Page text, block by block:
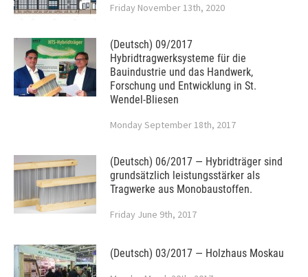
Friday November 13th, 2020
(Deutsch) 09/2017
Hybridtragwerksysteme für die
Bauindustrie und das Handwerk,
Forschung und Entwicklung in St.
Wendel-Bliesen
Monday September 18th, 2017
(Deutsch) 06/2017 — Hybridträger sind
grundsätzlich leistungsstärker als
Tragwerke aus Monobaustoffen.
Friday June 9th, 2017
(Deutsch) 03/2017 — Holzhaus Moskau